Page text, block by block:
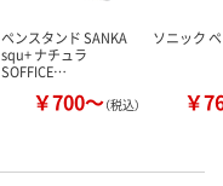
ペンスタンド SANKA
squ+ ナチュラ
SOFFICE…
￥700～（税込）
ソニック
￥